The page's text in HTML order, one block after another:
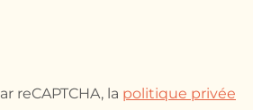
reCAPTCHA, la politique privée